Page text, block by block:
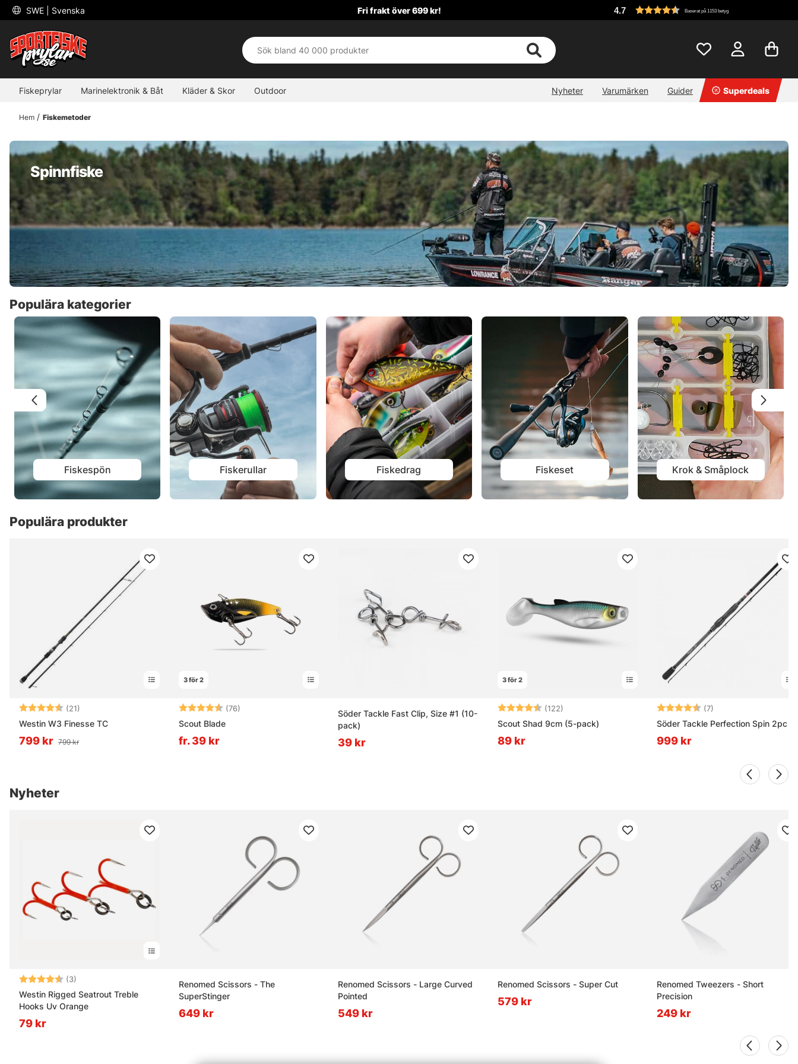
SWE | Svenska Fri frakt över 699 kr! 4.7 Baserat på 1153 betyg
Fiskeprylar Marinelektronik & Båt Kläder & Skor Outdoor Nyheter Varumärken Guider Superdeals
Hem Fiskemetoder
Spinnfiske
Populära kategorier
Fiskespön Fiskerullar Fiskedrag Fiskeset Krok & Småplock
Populära produkter
Betyg: (21)
Westin W3 Finesse TC
799 kr 799 kr
3 för 2
Betyg: (76)
Scout Blade
fr. 39 kr
Söder Tackle Fast Clip, Size #1 (10-
pack)
39 kr
3 för 2
Betyg: (122)
Scout Shad 9cm (5-pack)
89 kr
Betyg: (7)
Söder Tackle Perfection Spin 2pc
999 kr
Nyheter
Betyg: (3)
Westin Rigged Seatrout Treble
Hooks Uv Orange
79 kr
Renomed Scissors - The
SuperStinger
649 kr
Renomed Scissors - Large Curved
Pointed
549 kr
Renomed Scissors - Super Cut
579 kr
Renomed Tweezers - Short
Precision
249 kr